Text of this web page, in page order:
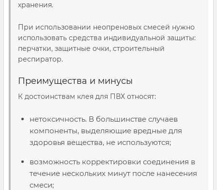
хранения.
При использовании неопреновых смесей нужно
использовать средства индивидуальной защиты:
перчатки, защитные очки, строительный
респиратор.
Преимущества и минусы
К достоинствам клея для ПВХ относят:
нетоксичность. В большинстве случаев
компоненты, выделяющие вредные для
здоровья вещества, не используются;
возможность корректировки соединения в
течение нескольких минут после нанесения
смеси;